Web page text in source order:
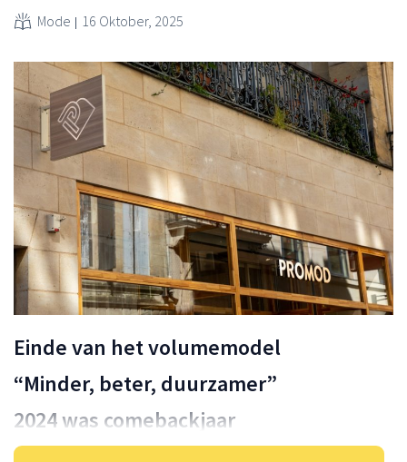
Mode 16 Oktober, 2025
Einde van het volumemodel
“Minder, beter, duurzamer”
2024 was comebackjaar